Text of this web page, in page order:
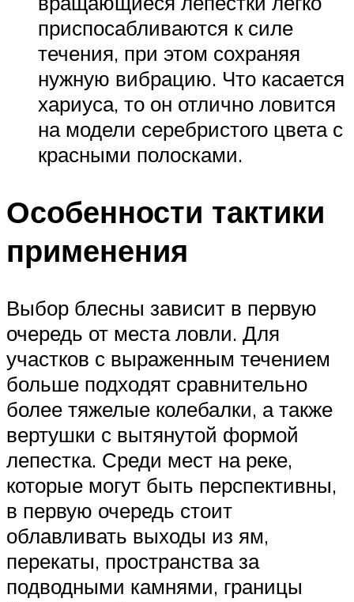
приспосабливаются к силе
течения, при этом сохраняя
нужную вибрацию. Что касается
хариуса, то он отлично ловится
на модели серебристого цвета с
красными полосками.
Особенности тактики
применения
Выбор блесны зависит в первую
очередь от места ловли. Для
участков с выраженным течением
больше подходят сравнительно
более тяжелые колебалки, а также
вертушки с вытянутой формой
лепестка. Среди мест на реке,
которые могут быть перспективны,
в первую очередь стоит
облавливать выходы из ям,
перекаты, пространства за
подводными камнями, границы